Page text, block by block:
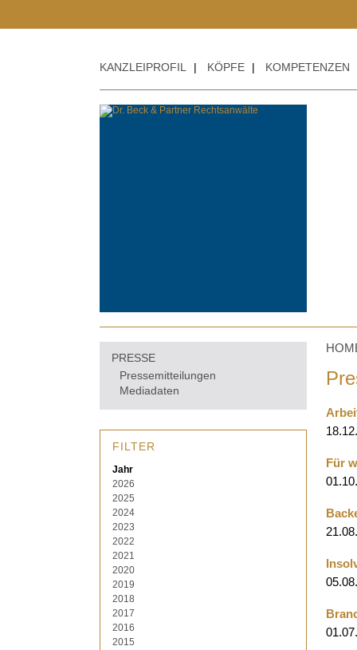
KANZLEIPROFIL | KÖPFE | KOMPETENZEN
PRESSE
Pressemitteilungen
Mediadaten
FILTER
Jahr
2026
2025
2024
2023
2022
2021
2020
2019
2018
2017
2016
2015
Für